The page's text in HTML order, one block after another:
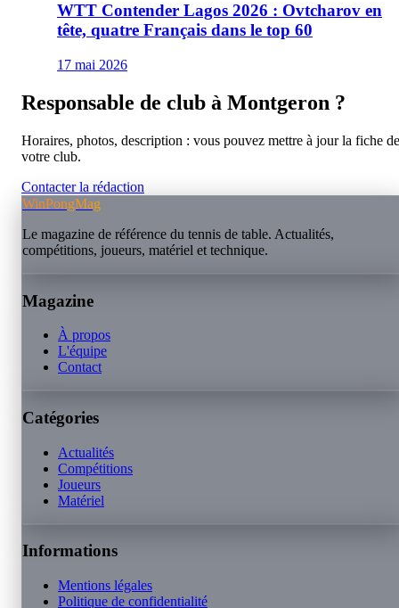
WTT Contender Lagos 2026 : Ovtcharov en
tête, quatre Français dans le top 60
17 mai 2026
Responsable de club à Montgeron ?
Horaires, photos, description : vous pouvez mettre à jour la fiche de
votre club.
Contacter la rédaction
WinPongMag
Le magazine de référence du tennis de table. Actualités,
compétitions, joueurs, matériel et technique.
Magazine
À propos
L'équipe
Contact
Catégories
Actualités
Compétitions
Joueurs
Matériel
Informations
Mentions légales
Politique de confidentialité